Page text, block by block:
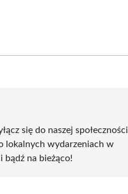
się do naszej społeczności
lokalnych wydarzeniach w
bądź na bieżąco!